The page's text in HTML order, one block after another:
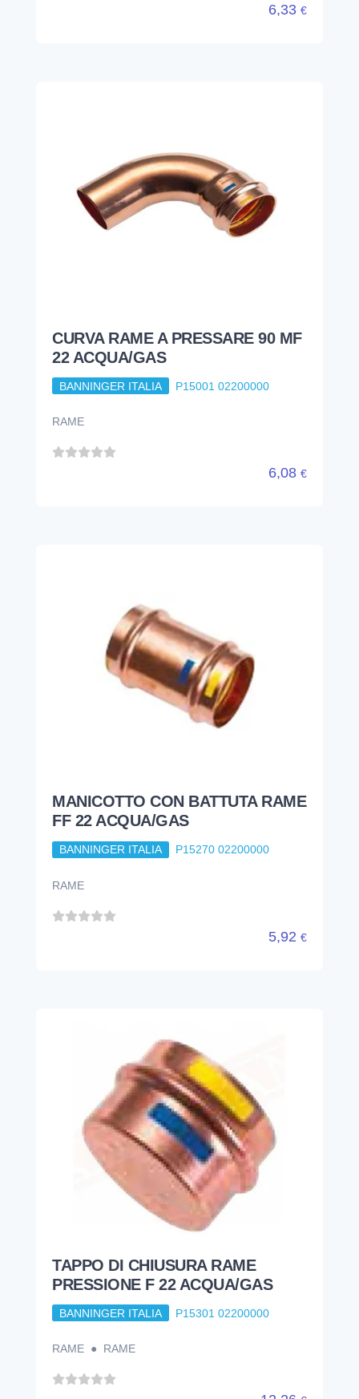
6,33 €
CURVA RAME A PRESSARE 90 MF
22 ACQUA/GAS
BANNINGER ITALIA P15001 02200000
RAME
6,08 €
MANICOTTO CON BATTUTA RAME
FF 22 ACQUA/GAS
BANNINGER ITALIA P15270 02200000
RAME
5,92 €
TAPPO DI CHIUSURA RAME
PRESSIONE F 22 ACQUA/GAS
BANNINGER ITALIA P15301 02200000
RAME ● RAME